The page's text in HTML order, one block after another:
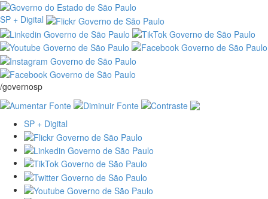
SP + Digital
/governosp
SP + Digital